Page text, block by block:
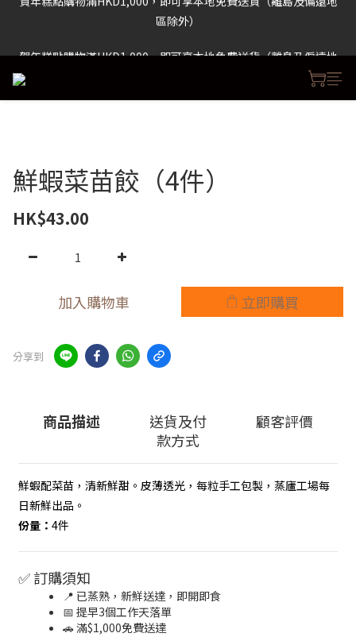
賀年糕點購物滿HKD1,000，即可享本地免費送貨（離島及偏遠地
區除外）
賀年糕點購物滿HKD1,000，即可享本地免費送貨（離島及偏遠地
鮮蝦菜苗餃（4件）
HK$43.00
加入購物車 立即購買
分享到
商品描述
送貨及付
款方式
顧客評價
鮮蝦配菜苗，清新鮮甜。皮薄透光，每粒手工包製，蒸廬工場每
日新鮮出品。
份量： 4件
✅ 訂購須知
📍 已蒸熟，新鮮送達，即開即食
📅 提早3個工作天落單
🚗 滿$1,000免費送達